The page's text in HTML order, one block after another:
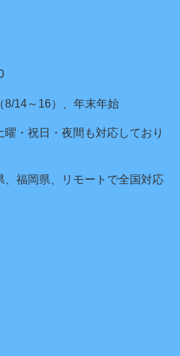
14～16）、年末年始
・祝日・夜間も対応しており
福岡県、リモートで全国対応